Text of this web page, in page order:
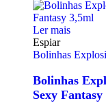
Ler mais
Espiar
Bolinhas
Bolinhas
Sexy